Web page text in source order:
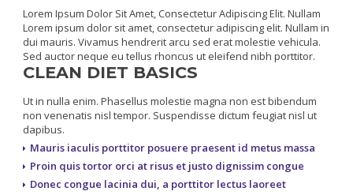
Lorem Ipsum Dolor Sit Amet, Consectetur Adipiscing Elit. Nullam
Lorem ipsum dolor sit amet, consectetur adipiscing elit. Nullam in
dui mauris. Vivamus hendrerit arcu sed erat molestie vehicula.
Sed auctor neque eu tellus rhoncus ut eleifend nibh porttitor.
CLEAN DIET BASICS
Ut in nulla enim. Phasellus molestie magna non est bibendum
non venenatis nisl tempor. Suspendisse dictum feugiat nisl ut
dapibus.
Mauris iaculis porttitor posuere praesent id metus massa
Proin quis tortor orci at risus et justo dignissim congue
Donec congue lacinia dui, a porttitor lectus laoreet